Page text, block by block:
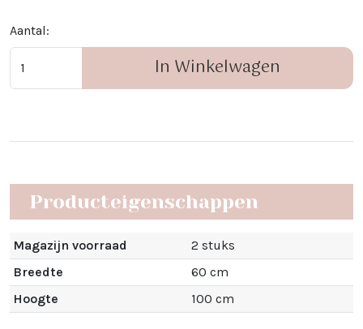
Aantal:
In Winkelwagen
Producteigenschappen
Magazijn voorraad
2 stuks
Breedte
60 cm
Hoogte
100 cm